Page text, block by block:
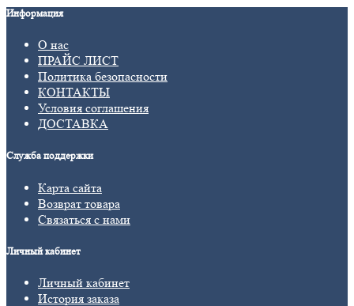
Информация
О нас
ПРАЙС ЛИСТ
Политика безопасности
КОНТАКТЫ
Условия соглашения
ДОСТАВКА
Служба поддержки
Карта сайта
Возврат товара
Связаться с нами
Личный кабинет
Личный кабинет
История заказа